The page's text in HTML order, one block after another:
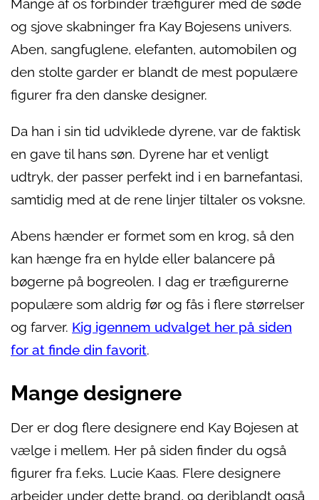
Mange af os forbinder træfigurer med de søde
og sjove skabninger fra Kay Bojesens univers.
Aben, sangfuglene, elefanten, automobilen og
den stolte garder er blandt de mest populære
figurer fra den danske designer.
Da han i sin tid udviklede dyrene, var de faktisk
en gave til hans søn. Dyrene har et venligt
udtryk, der passer perfekt ind i en barnefantasi,
samtidig med at de rene linjer tiltaler os voksne.
Abens hænder er formet som en krog, så den
kan hænge fra en hylde eller balancere på
bøgerne på bogreolen. I dag er træfigurerne
populære som aldrig før og fås i flere størrelser
og farver. Kig igennem udvalget her på siden
for at finde din favorit.
Mange designere
Der er dog flere designere end Kay Bojesen at
vælge i mellem. Her på siden finder du også
figurer fra f.eks. Lucie Kaas. Flere designere
arbejder under dette brand, og deriblandt også